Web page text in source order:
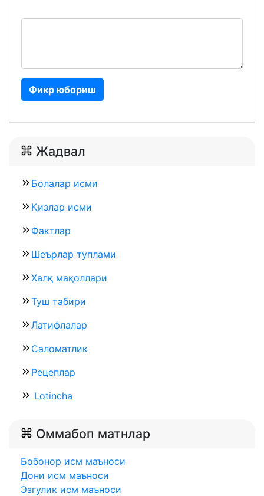
Фикр юбориш
Жадвал
Болалар исми
Қизлар исми
Фактлар
Шеърлар туплами
Халқ мақоллари
Туш табири
Латифлалар
Саломатлик
Рецеплар
Lotincha
Оммабоп матнлар
Бобонор исм маъноси
Дони исм маъноси
Эзгулик исм маъноси